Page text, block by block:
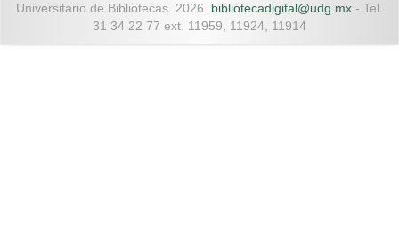
Universitario de Bibliotecas. 2026. bibliotecadigital@udg.mx - Tel.
31 34 22 77 ext. 11959, 11924, 11914